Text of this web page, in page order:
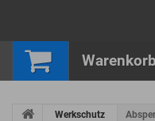
Warenkorb
Werkschutz